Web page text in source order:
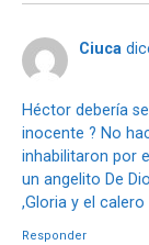
Ciuca
Héctor debería
inocente ? No
inhabilitaron por
un angelito De
,Gloria y el calero
Responder